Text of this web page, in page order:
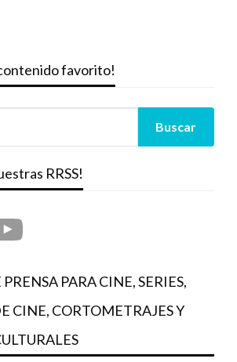
favorito!
RRSS!
PARA CINE, SERIES,
CINE, CORTOMETRAJES Y